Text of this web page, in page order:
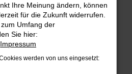
DEM VW
Ihre Meinung ändern, können
für die Zukunft widerrufen.
Umfang der
Sie hier:
Impressum
werden von uns eingesetzt: